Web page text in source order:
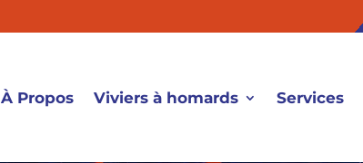
À Propos Viviers à homards Services